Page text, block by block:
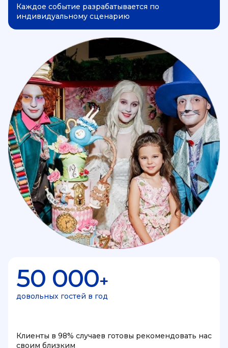
Каждое событие разрабатывается по
индивидуальному сценарию
50 000+
довольных гостей в год
Клиенты в 98% случаев готовы рекомендовать нас
своим близким